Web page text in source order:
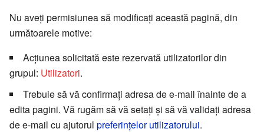
Nu aveți permisiunea să modificați această pagină, din
următoarele motive:
Acțiunea solicitată este rezervată utilizatorilor din
grupul: Utilizatori.
Trebuie să vă confirmați adresa de e-mail înainte de a
edita pagini. Vă rugăm să vă setați și să vă validați adresa
de e-mail cu ajutorul preferințelor utilizatorului.